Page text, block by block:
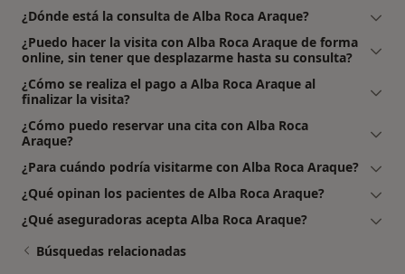
¿Dónde está la consulta de Alba Roca Araque?
¿Puedo hacer la visita con Alba Roca Araque de forma
online, sin tener que desplazarme hasta su consulta?
¿Cómo se realiza el pago a Alba Roca Araque al
finalizar la visita?
¿Cómo puedo reservar una cita con Alba Roca
Araque?
¿Para cuándo podría visitarme con Alba Roca Araque?
¿Qué opinan los pacientes de Alba Roca Araque?
¿Qué aseguradoras acepta Alba Roca Araque?
Búsquedas relacionadas